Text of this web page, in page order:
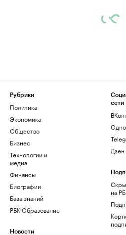
Рубрики
Политика
Экономика
Общество
Бизнес
Технологии и
медиа
Финансы
Биографии
База знаний
РБК Образование
Новости
сети
Дзен
на